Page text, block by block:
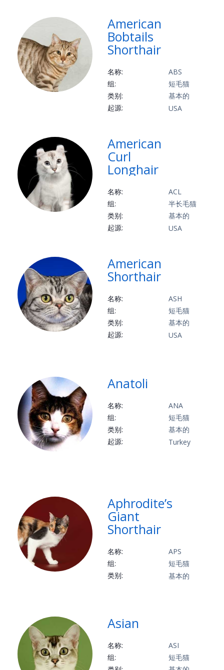
American
Bobtails
Shorthair
名称:
ABS
组:
短毛猫
类别:
基本的
起源:
USA
American
Curl
Longhair
名称:
ACL
组:
半长毛猫
类别:
基本的
起源:
USA
American
Shorthair
名称:
ASH
组:
短毛猫
类别:
基本的
起源:
USA
Anatoli
名称:
ANA
组:
短毛猫
类别:
基本的
起源:
Turkey
Aphrodite’s
Giant
Shorthair
名称:
APS
组:
短毛猫
类别:
基本的
Asian
名称:
ASI
组:
短毛猫